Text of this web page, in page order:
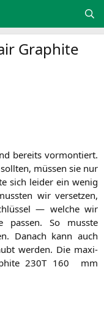
Graphite
bereits vor­mon­tiert.
müs­sen sie nur
sich lei­der ein wenig
wir ver­set­zen,
— wel­che wir
pas­sen. So muss­te
Danach kann auch
wer­den. Die maxi­
230T160 mm